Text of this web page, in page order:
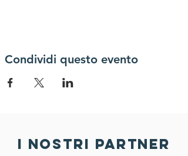
Condividi questo evento
i nostri partner